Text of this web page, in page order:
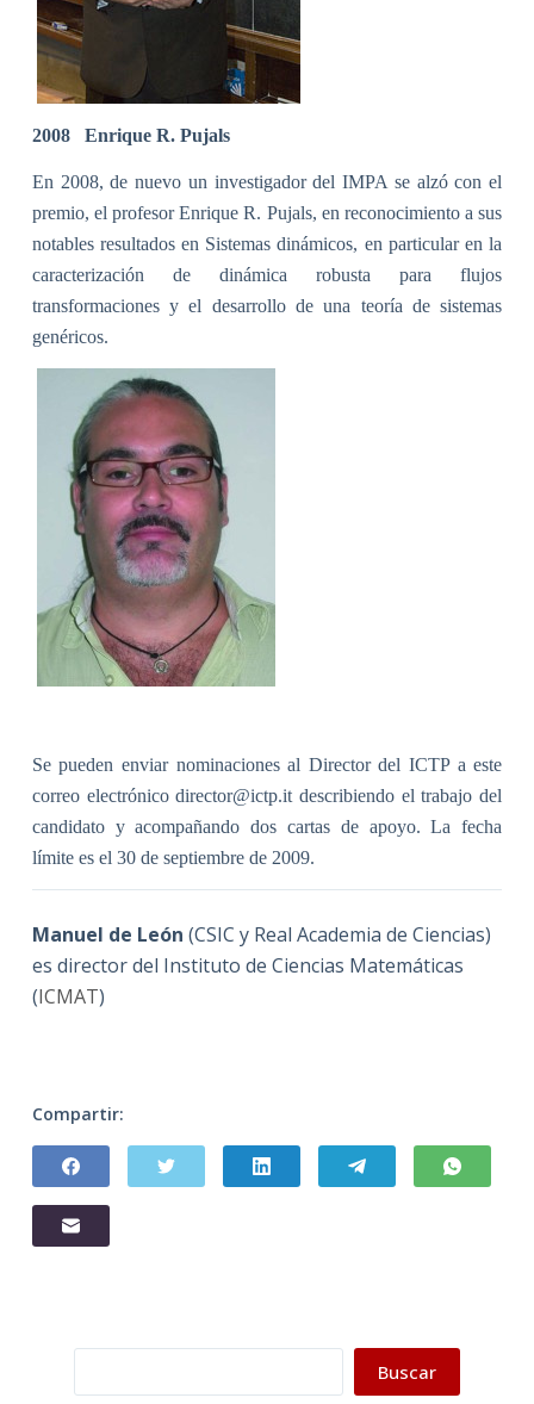
2008 Enrique R. Pujals
En 2008, de nuevo un investigador del IMPA se alzó con el
premio, el profesor Enrique R. Pujals, en reconocimiento a sus
notables resultados en Sistemas dinámicos, en particular en la
caracterización de dinámica robusta para flujos
transformaciones y el desarrollo de una teoría de sistemas
genéricos.
Se pueden enviar nominaciones al Director del ICTP a este
correo electrónico director@ictp.it describiendo el trabajo del
candidato y acompañando dos cartas de apoyo. La fecha
límite es el 30 de septiembre de 2009.
Manuel de León (CSIC y Real Academia de Ciencias)
es director del Instituto de Ciencias Matemáticas
(ICMAT)
Compartir:
Buscar